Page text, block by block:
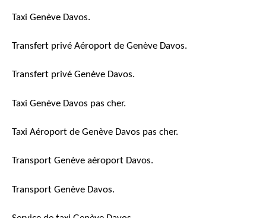
Taxi Genève Davos.
Transfert privé Aéroport de Genève Davos.
Transfert privé Genève Davos.
Taxi Genève Davos pas cher.
Taxi Aéroport de Genève Davos pas cher.
Transport Genève aéroport Davos.
Transport Genève Davos.